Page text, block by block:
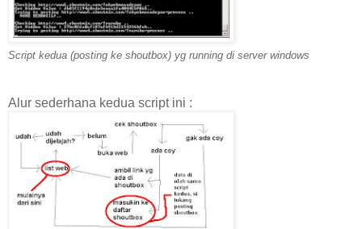
Script kedua (posting ke shoutbox) yg running di server windows
Alur sederhana kedua script ini :